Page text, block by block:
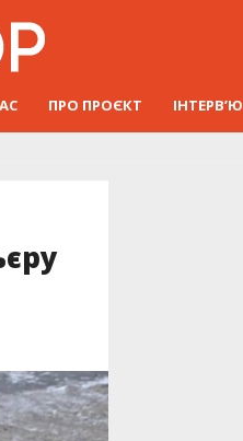
ПРО ПРОЄКТ ІНТЕРВ’Ю